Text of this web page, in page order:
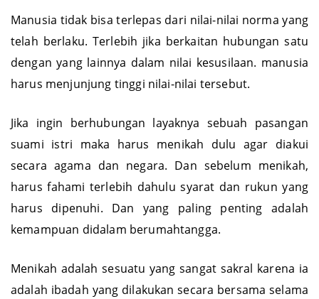
Manusia tidak bisa terlepas dari nilai-nilai norma yang
telah berlaku. Terlebih jika berkaitan hubungan satu
dengan yang lainnya dalam nilai kesusilaan. manusia
harus menjunjung tinggi nilai-nilai tersebut.
Jika ingin berhubungan layaknya sebuah pasangan
suami istri maka harus menikah dulu agar diakui
secara agama dan negara. Dan sebelum menikah,
harus fahami terlebih dahulu syarat dan rukun yang
harus dipenuhi. Dan yang paling penting adalah
kemampuan didalam berumahtangga.
Menikah adalah sesuatu yang sangat sakral karena ia
adalah ibadah yang dilakukan secara bersama selama